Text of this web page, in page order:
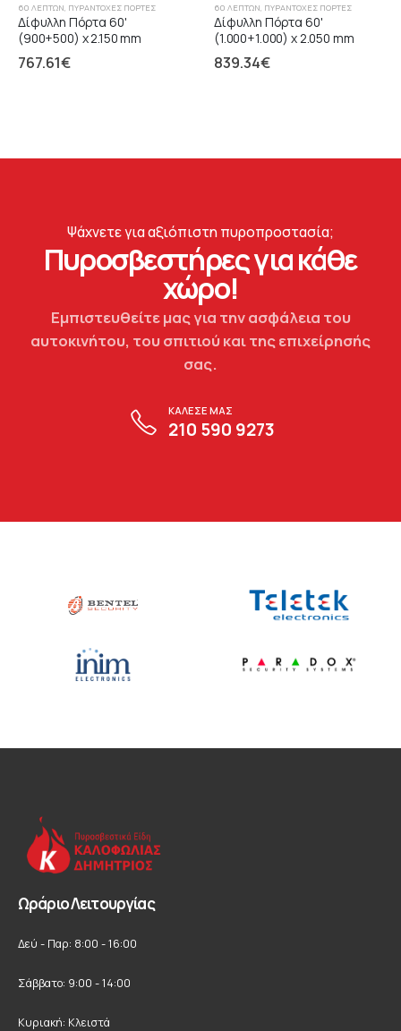
60 ΛΕΠΤΏΝ, ΠΥΡΆΝΤΟΧΕΣ ΠΌΡΤΕΣ
Δίφυλλη Πόρτα 60'
(900+500) x 2.150 mm
767.61€
60 ΛΕΠΤΏΝ, ΠΥΡΆΝΤΟΧΕΣ ΠΌΡΤΕΣ
Δίφυλλη Πόρτα 60'
(1.000+1.000) x 2.050 mm
839.34€
Ψάχνετε για αξιόπιστη πυροπροστασία;
Πυροσβεστήρες για κάθε
χώρο!
Εμπιστευθείτε μας για την ασφάλεια του
αυτοκινήτου, του σπιτιού και της επιχείρησής
σας.
ΚΑΛΕΣΕ ΜΑΣ
210 590 9273
Ωράριο Λειτουργίας
Δεύ - Παρ: 8:00 - 16:00
Σάββατο: 9:00 - 14:00
Κυριακή: Κλειστά